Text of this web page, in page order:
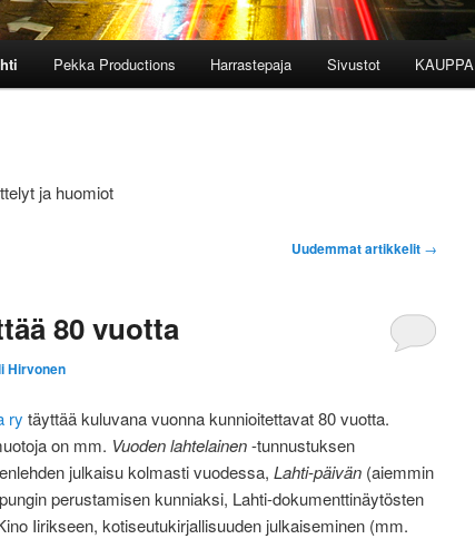
Pekka Productions Harrastepaja Sivustot KAUPPA
ja huomiot
Uudemmat artikkelit →
80 vuotta
Hirvonen
ry täyttää kuluvana vuonna kunnioitettavat 80 vuotta.
on mm. Vuoden lahtelainen-tunnustuksen
julkaisu kolmasti vuodessa, Lahti-päivän (aiemmin
perustamisen kunniaksi, Lahti-dokumenttinäytösten
Iirikseen, kotiseutukirjallisuuden julkaiseminen (mm.